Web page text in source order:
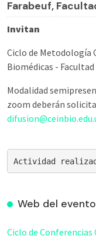
Farabeuf,
Invitan
Ciclo de Metodología
Biomédicas - Facultad
Modalidad
zoom deberán
Actividad
Web del evento
Ciclo de